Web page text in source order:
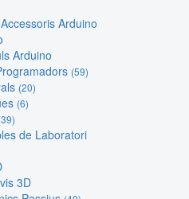
Arduino
Arduino
(59)
(20)
(6)
de Laboratori
3D